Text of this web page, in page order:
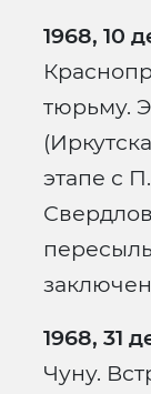
1968, 10
тюрьму.
этапе с
1968, 31
Чуну.